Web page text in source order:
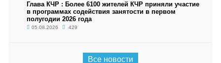
Глава КЧР : Более 6100 жителей КЧР приняли участие
в программах содействия занятости в первом
полугодии 2026 года
05.08.2026 429
Все новости